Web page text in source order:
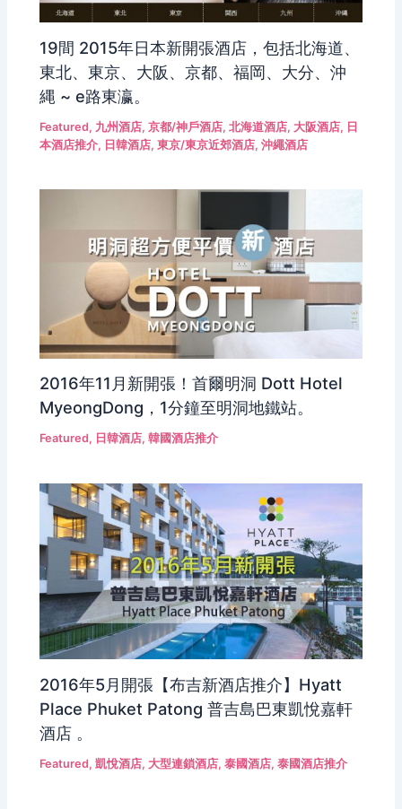
19間 2015年日本新開張酒店，包括北海道、
東北、東京、大阪、京都、福岡、大分、沖
縄 ~ e路東瀛。
Featured, 九州酒店,京都/神戶酒店,北海道酒店, 大阪酒店, 日
本酒店推介, 日韓酒店,東京/東京近郊酒店,沖繩酒店
2016年11月新開張！首爾明洞 Dott Hotel
MyeongDong，1分鐘至明洞地鐵站。
Featured, 日韓酒店,韓國酒店推介
2016年5月開張【布吉新酒店推介】Hyatt
Place Phuket Patong 普吉島巴東凱悅嘉軒
酒店 。
Featured,凱悅酒店, 大型連鎖酒店,泰國酒店,泰國酒店推介